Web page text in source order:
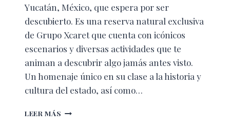
Yucatán, México, que espera por ser
descubierto. Es una reserva natural exclusiva
de Grupo Xcaret que cuenta con icónicos
escenarios y diversas actividades que te
animan a descubrir algo jamás antes visto.
Un homenaje único en su clase a la historia y
cultura del estado, así como…
LEER MÁS RESERVA